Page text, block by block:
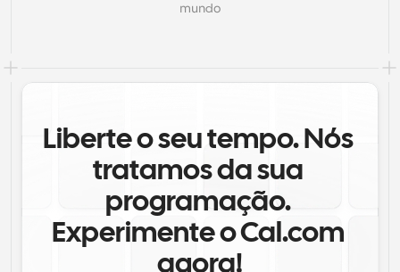
mundo
Liberte o seu tempo. Nós
tratamos da sua
programação.
Experimente o Cal.com
agora!